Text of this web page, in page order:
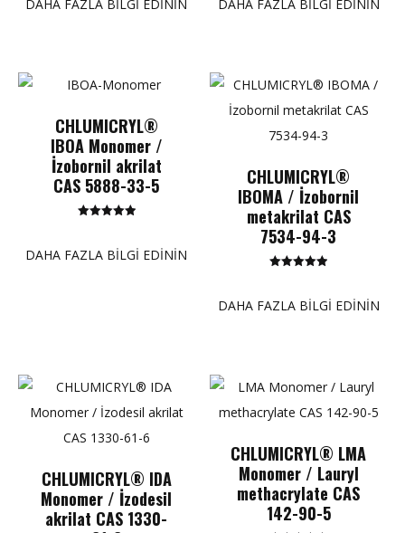
DAHA FAZLA BILGI EDININ DAHA FAZLA BILGI EDININ
CHLUMICRYL®
IBOA Monomer /
İzobornil akrilat
CAS 5888-33-5
puan
DAHA FAZLA BILGI EDININ
CHLUMICRYL®
IBOMA / İzobornil
metakrilat CAS
7534-94-3
DAHA FAZLA BILGI EDININ
CHLUMICRYL® IDA
Monomer / İzodesil
akrilat CAS 1330-
CHLUMICRYL® LMA
Monomer / Lauryl
methacrylate CAS
142-90-5